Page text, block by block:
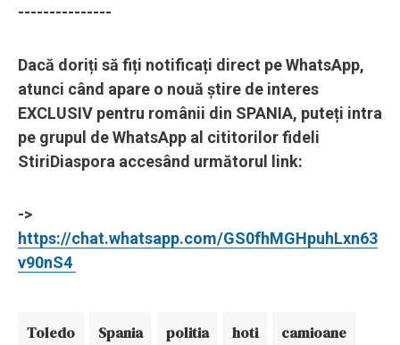
---------------
Dacă doriți să fiți notificați direct pe WhatsApp,
atunci când apare o nouă știre de interes
EXCLUSIV pentru românii din SPANIA, puteți intra
pe grupul de WhatsApp al cititorilor fideli
StiriDiaspora accesând următorul link:
->
https://chat.whatsapp.com/GS0fhMGHpuhLxn63
v90nS4
Toledo Spania politia hoti camioane